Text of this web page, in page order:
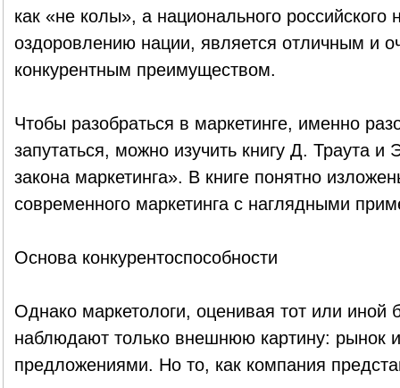
как «не колы», а национального российского
оздоровлению нации, является отличным и
конкурентным преимуществом.
Чтобы разобраться в маркетинге, именно
запутаться, можно изучить книгу Д. Траута
закона маркетинга». В книге понятно
современного маркетинга с наглядными
Основа конкурентоспособности
Однако маркетологи, оценивая тот или иной
наблюдают только внешнюю картину: рынок
предложениями. Но то, как компания